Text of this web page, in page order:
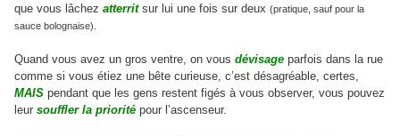
que vous lâchez atterritsur lui une fois sur deux (pratique, sauf pour la
sauce bolognaise).
Quand vous avez un gros ventre, on vous dévisage parfois dans la rue
comme si vous étiez une bête curieuse, c’est désagréable, certes,
MAIS pendant que les gens restent figés à vous observer, vous pouvez
leur souffler la priorité pour l’ascenseur.